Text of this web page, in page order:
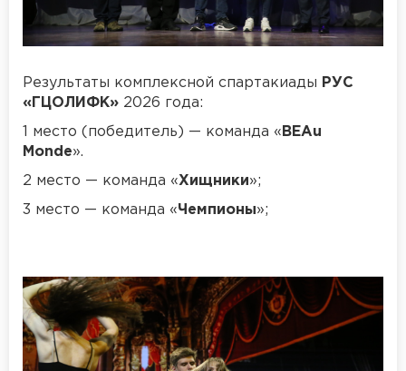
Результаты комплексной спартакиады РУС
«ГЦОЛИФК» 2026 года:
1 место (победитель) — команда « BEAu
Monde».
2 место — команда «Хищники»;
3 место — команда «Чемпионы»;